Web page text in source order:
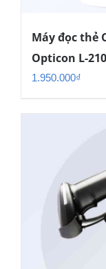
Máy đọc thẻ
Opticon L-210
1.950.000₫